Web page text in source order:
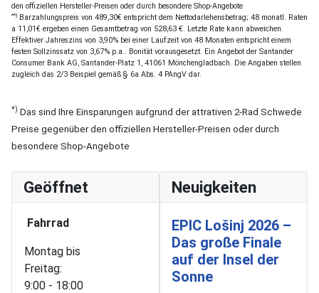
den offiziellen Hersteller-Preisen oder durch besondere Shop-Angebote
**) Barzahlungspreis von 489,30€ entspricht dem Nettodarlehensbetrag; 48 monatl. Raten
a 11,01€ ergeben einen Gesamtbetrag von 528,63 €. Letzte Rate kann abweichen.
Effektiver Jahreszins von 3,90% bei einer Laufzeit von 48 Monaten entspricht einem
festen Sollzinssatz von 3,67% p.a.. Bonität vorausgesetzt. Ein Angebot der Santander
Consumer Bank AG, Santander-Platz 1, 41061 Mönchengladbach. Die Angaben stellen
zugleich das 2/3 Beispiel gemäß § 6a Abs. 4 PAngV dar.
*) Das sind Ihre Einsparungen aufgrund der attrativen 2-Rad Schwede
Preise gegenüber den offiziellen Hersteller-Preisen oder durch
besondere Shop-Angebote
Geöffnet
Fahrrad
Montag bis
Freitag:
9:00 - 18:00
Neuigkeiten
EPIC Lošinj 2026 –
Das große Finale
auf der Insel der
Sonne